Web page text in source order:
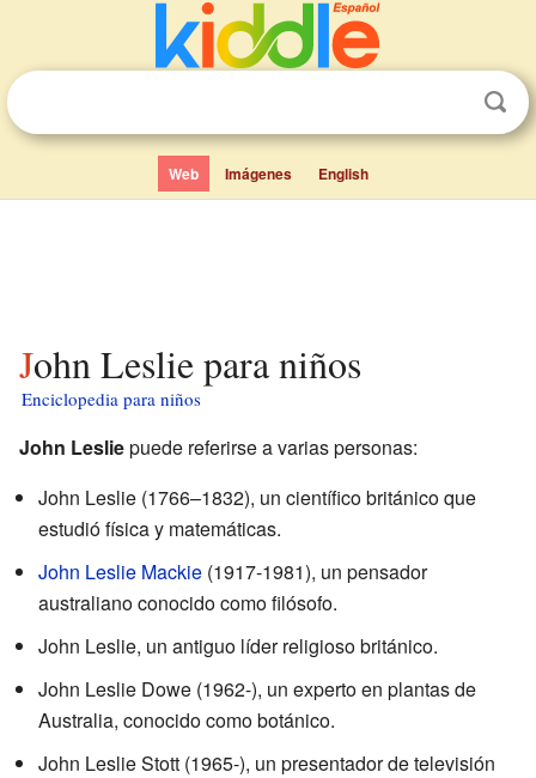
Web Imágenes English
John Leslie para niños
Enciclopedia para niños
John Lesliepuede referirse a varias personas:
John Leslie (1766–1832), un científico británico que
estudió física y matemáticas.
John Leslie Mackie (1917-1981), un pensador
australiano conocido como filósofo.
John Leslie, un antiguo líder religioso británico.
John Leslie Dowe (1962-), un experto en plantas de
Australia, conocido como botánico.
John Leslie Stott (1965-), un presentador de televisión